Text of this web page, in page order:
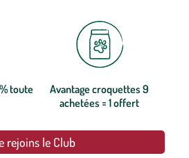
toute
Avantage croquettes 9
achetées = 1 offert
rejoins le Club